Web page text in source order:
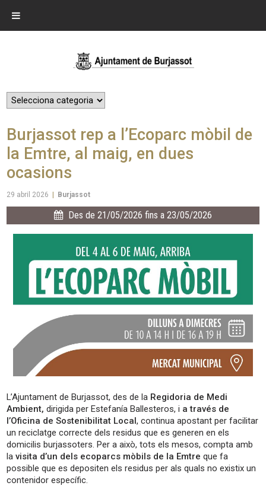
Burjassot rep a l’Ecoparc mòbil de
la Emtre, al maig, en dues
ocasions
29 abril 2026 Burjassot
Des de 21/05/2026 fins a 23/05/2026
L’Ajuntament de Burjassot, des de la Regidoria de Medi
Ambient, dirigida per Estefanía Ballesteros, i a través de
l’Oficina de Sostenibilitat Local, continua apostant per facilitar
un reciclatge correcte dels residus que es generen en els
domicilis burjassoters. Per a això, tots els mesos, compta amb
lavisita d’un dels ecoparcs mòbils de la Emtre que fa
possible que es depositen els residus per als quals no existix un
contenidor específic.